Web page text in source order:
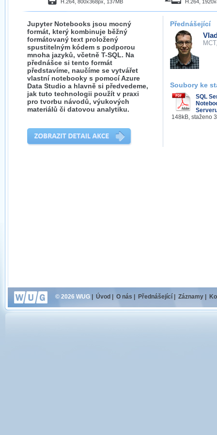
H.264, 800x368px, 137MB H.264,
Jupyter Notebooks jsou mocný
formát, který kombinuje běžný
formátovaný text proložený
spustitelným kódem s podporou
mnoha jazyků, včetně T-SQL. Na
přednášce si tento formát
představíme, naučíme se vytvářet
vlastní notebooky s pomocí Azure
Data Studio a hlavně si předvedeme,
jak tuto technologii použít v praxi
pro tvorbu návodů, výukových
materiálů či datovou analytiku.
Přednášející
Soubory ke
SQL
148kB, staženo
© 2026 WUG Úvod O nás Přednášející Záznamy